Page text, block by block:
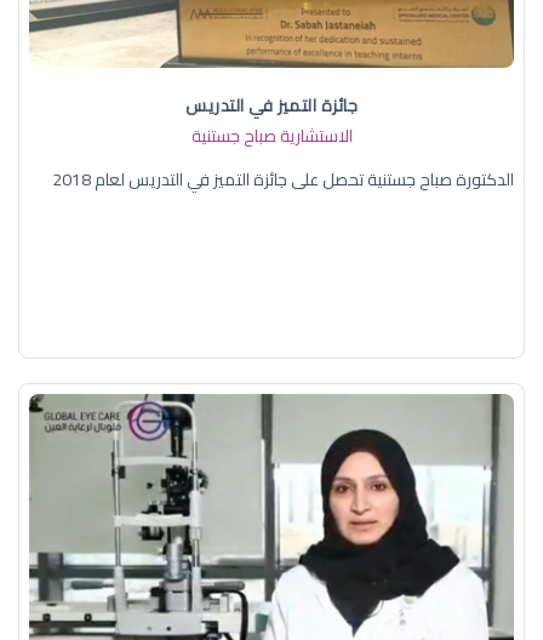
جائزة التميز في التدريس
الاستشارية صباح جستنية
الدكتورة صباح جستنية تحصل على جائزة التميز في التدريس لعام 2018